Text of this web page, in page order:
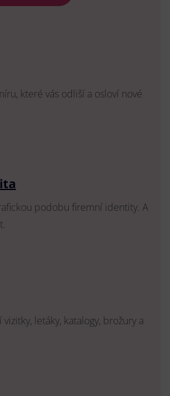
které vás odliší a osloví nové
podobu firemní identity. A
letáky, katalogy, brožury a